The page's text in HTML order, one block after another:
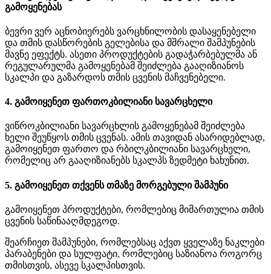
გამოყენებას
ბევრი ვერ აცნობიერებს ვარცხნილობის დასაყენებელი
და თმის დასწორების გელებისა და მშრალი შამპუნების
მავნე ეფექტს. ასეთი პროდუქტების გადაჭარბებულმა ან
რეგულარულმა გამოყენებამ შეიძლება გააღიზიანოს
სკალპი და გაზარდოს თმის ცვენის მაჩვენებელი.
4. გამოიყენეთ ფართოკბილიანი სავარცხელი
ვიწროკბილიანი სავარცხლის გამოყენებამ შეიძლება
ხელი შეუწყოს თმის ცვენას. ამის თავიდან ასარიდებლად,
გამოიყენეთ ფართო და რბილკბილიანი სავარცხელი,
რომელიც არ გააღიზიანებს სკალპს ზედმეტი ხახუნით.
5. გამოიყენეთ თქვენს თმაზე მორგებული შამპუნი
გამოიყენეთ პროდუქტები, რომლებიც მიმართულია თმის
ცვენის საწინააღმდეგოდ.
შეარჩიეთ შამპუნები, რომლებსაც აქვთ ყველაზე ნაკლები
პარაბენები და სულფატი, რომლებიც საზიანოა როგორც
თმისთვის, ასევე სკალპისთვის.